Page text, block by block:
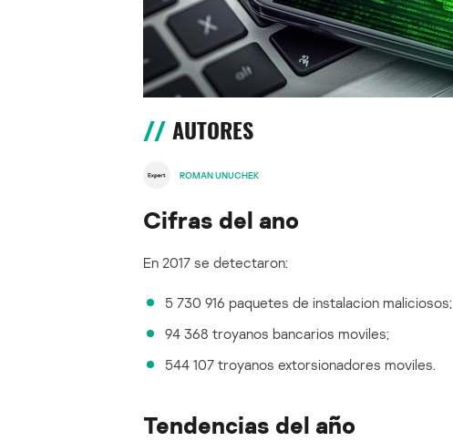
AUTORES
ROMAN UNUCHEK
Cifras del ano
En 2017 se detectaron:
5 730 916 paquetes de instalacion maliciosos;
94 368 troyanos bancarios moviles;
544 107 troyanos extorsionadores moviles.
Tendencias del año